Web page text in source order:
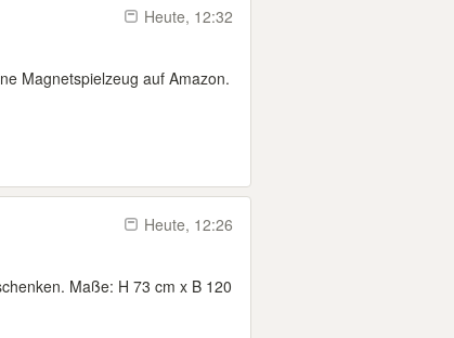
Heute, 12:32
Magnetspielzeug auf Amazon.
Heute, 12:26
Maße: H 73 cm x B 120